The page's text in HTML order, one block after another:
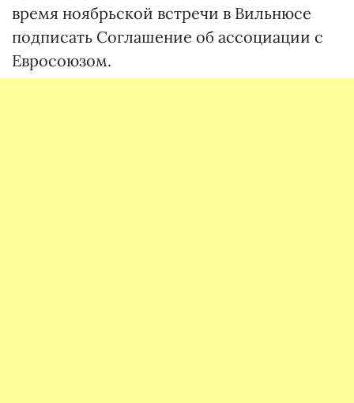
время ноябрьской встречи в Вильнюсе
подписать Соглашение об ассоциации с
Евросоюзом.